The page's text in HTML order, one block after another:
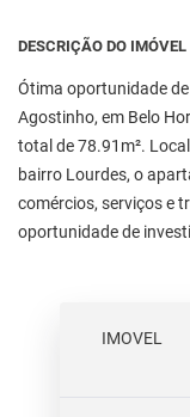
DESCRIÇÃO DO IMÓVEL
Ótima oportunidade
Agostinho, em Belo
total de 78.91m².
bairro Lourdes, o
comércios, serviços e
oportunidade de
IMOVEL